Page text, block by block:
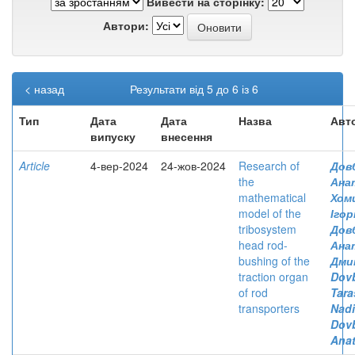
Автори:
Результати від 5 до 6 із 6
< назад
Тип
Дата
випуску
Дата
внесення
Назва
Article 4-вер-2024 24-жов-2024
Research of
the
mathematical
model of the
tribosystem
head rod-
bushing of the
traction organ
of rod
transporters